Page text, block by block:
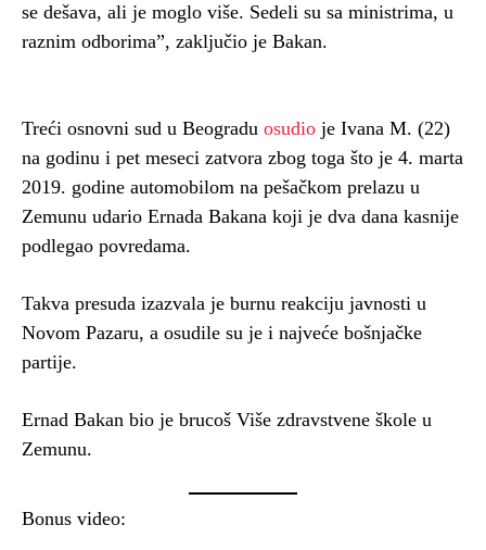
se dešava, ali je moglo više. Sedeli su sa ministrima, u
raznim odborima”, zaključio je Bakan.
Treći osnovni sud u Beogradu osudio je Ivana M. (22)
na godinu i pet meseci zatvora zbog toga što je 4. marta
2019. godine automobilom na pešačkom prelazu u
Zemunu udario Ernada Bakana koji je dva dana kasnije
podlegao povredama.
Takva presuda izazvala je burnu reakciju javnosti u
Novom Pazaru, a osudile su je i najveće bošnjačke
partije.
Ernad Bakan bio je brucoš Više zdravstvene škole u
Zemunu.
Bonus video: